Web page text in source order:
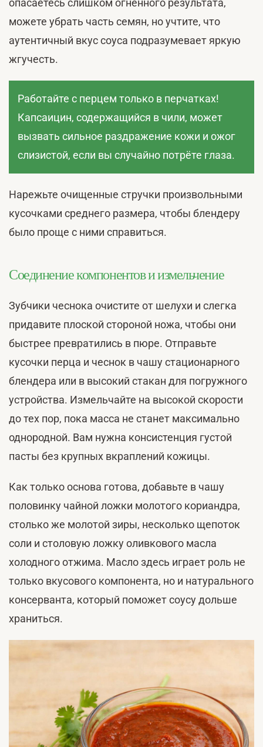
опасаетесь слишком огненного результата,
можете убрать часть семян, но учтите, что
аутентичный вкус соуса подразумевает яркую
жгучесть.
Работайте с перцем только в перчатках!
Капсаицин, содержащийся в чили, может
вызвать сильное раздражение кожи и ожог
слизистой, если вы случайно потрёте глаза.
Нарежьте очищенные стручки произвольными
кусочками среднего размера, чтобы блендеру
было проще с ними справиться.
Соединение компонентов и измельчение
Зубчики чеснока очистите от шелухи и слегка
придавите плоской стороной ножа, чтобы они
быстрее превратились в пюре. Отправьте
кусочки перца и чеснок в чашу стационарного
блендера или в высокий стакан для погружного
устройства. Измельчайте на высокой скорости
до тех пор, пока масса не станет максимально
однородной. Вам нужна консистенция густой
пасты без крупных вкраплений кожицы.
Как только основа готова, добавьте в чашу
половинку чайной ложки молотого кориандра,
столько же молотой зиры, несколько щепоток
соли и столовую ложку оливкового масла
холодного отжима. Масло здесь играет роль не
только вкусового компонента, но и натурального
консерванта, который поможет соусу дольше
храниться.